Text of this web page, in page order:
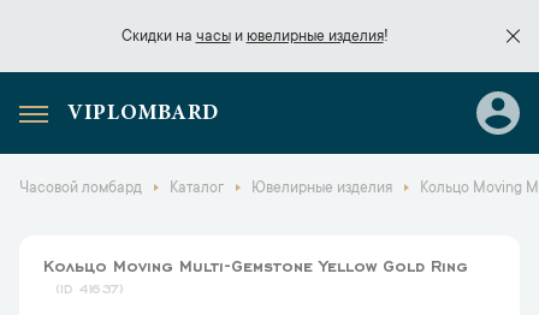
Скидки на часыи ювелирные изделия!
Скидки начасы
VIPLOMBARD
Часовой ломбард Каталог Ювелирные изделия Кольцо Moving
Кольцо Moving Multi-Gemstone Yellow Gold Ring
41637